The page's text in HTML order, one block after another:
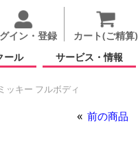
イン・登録 カート(ご精算)
ール サービス・情報
ミッキー フルボディ
前の商品